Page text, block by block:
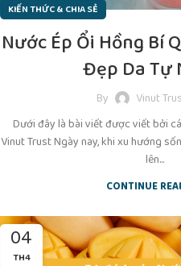
KIẾN THỨC & CHIA SẺ
Nước Ép Ổi Hồng Bí
Đẹp Da Tự
By
Vinut
Dưới đây là bài viết được viết bởi
Vinut Trust Ngày nay, khi xu hướng
lên...
CONTINUE
04
TH4